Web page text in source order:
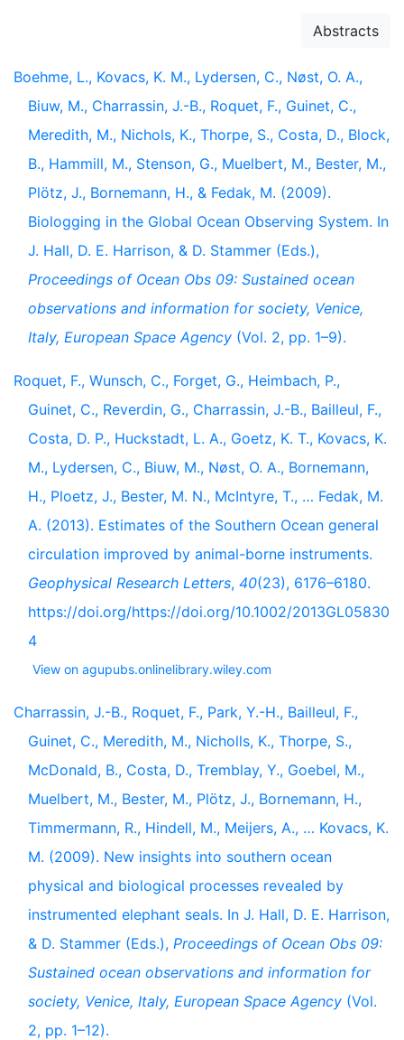
Abstracts
Boehme, L., Kovacs, K. M., Lydersen, C., Nøst, O. A.,
Biuw, M., Charrassin, J.-B., Roquet, F., Guinet, C.,
Meredith, M., Nichols, K., Thorpe, S., Costa, D., Block,
B., Hammill, M., Stenson, G., Muelbert, M., Bester, M.,
Plötz, J., Bornemann, H., & Fedak, M. (2009).
Biologging in the Global Ocean Observing System. In
J. Hall, D. E. Harrison, & D. Stammer (Eds.),
Proceedings of Ocean Obs 09: Sustained ocean
observations and information for society, Venice,
Italy, European Space Agency (Vol. 2, pp. 1–9).
Roquet, F., Wunsch, C., Forget, G., Heimbach, P.,
Guinet, C., Reverdin, G., Charrassin, J.-B., Bailleul, F.,
Costa, D. P., Huckstadt, L. A., Goetz, K. T., Kovacs, K.
M., Lydersen, C., Biuw, M., Nøst, O. A., Bornemann,
H., Ploetz, J., Bester, M. N., McIntyre, T., … Fedak, M.
A. (2013). Estimates of the Southern Ocean general
circulation improved by animal-borne instruments.
Geophysical Research Letters, 40(23), 6176–6180.
https://doi.org/https://doi.org/10.1002/2013GL05830
4
View on agupubs.onlinelibrary.wiley.com
Charrassin, J.-B., Roquet, F., Park, Y.-H., Bailleul, F.,
Guinet, C., Meredith, M., Nicholls, K., Thorpe, S.,
McDonald, B., Costa, D., Tremblay, Y., Goebel, M.,
Muelbert, M., Bester, M., Plötz, J., Bornemann, H.,
Timmermann, R., Hindell, M., Meijers, A., … Kovacs, K.
M. (2009). New insights into southern ocean
physical and biological processes revealed by
instrumented elephant seals. In J. Hall, D. E. Harrison,
& D. Stammer (Eds.), Proceedings of Ocean Obs 09:
Sustained ocean observations and information for
society, Venice, Italy, European Space Agency (Vol.
2, pp. 1–12).